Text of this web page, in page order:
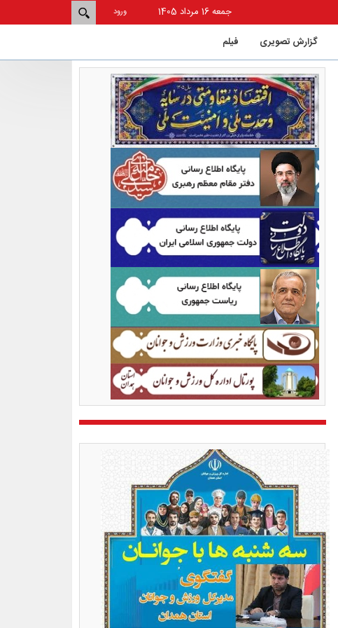
ورود
جمعه 16 مرداد 1405
گزارش تصویری فيلم
همدان از استان‌های کم‌شکایت و
کم‌حاشیه کشور در حوزه ورزش است